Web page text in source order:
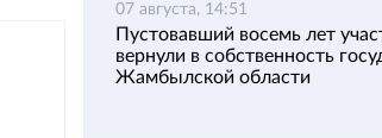
07 августа, 14:51
Пустовавший восемь лет
вернули в собственность
Жамбылской области